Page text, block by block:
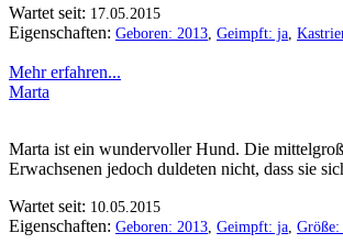
Wartet seit: 17.05.2015
Eigenschaften: Geboren: 2013 Geimpft: ja
Mehr erfahren...
Marta
Marta ist ein wundervoller Hund. Die
Erwachsenen jedoch duldeten nicht, dass sie
Wartet seit: 10.05.2015
Eigenschaften: Geboren: 2013 Geimpft: ja Größe: